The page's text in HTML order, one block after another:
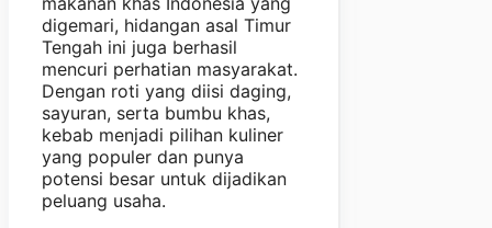
digemari, hidangan asal Timur
Tengah ini juga berhasil
mencuri perhatian masyarakat.
Dengan roti yang diisi daging,
sayuran, serta bumbu khas,
kebab menjadi pilihan kuliner
yang populer dan punya
potensi besar untuk dijadikan
peluang usaha.